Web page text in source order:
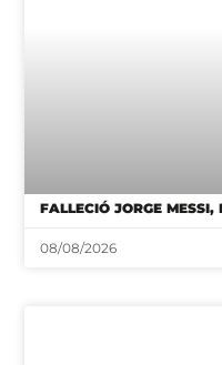
FALLECIÓ JORGE MESSI,
08/08/2026